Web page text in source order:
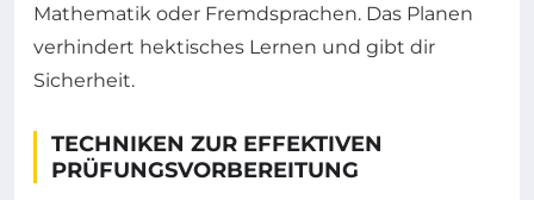
Mathematik oder Fremdsprachen. Das Planen
verhindert hektisches Lernen und gibt dir
Sicherheit.
TECHNIKEN ZUR EFFEKTIVEN
PRÜFUNGSVORBEREITUNG